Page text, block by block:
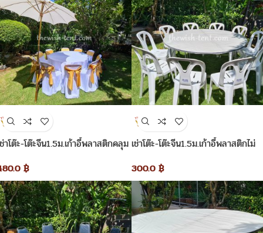
าโต๊ะ-โต๊ะจีน1.5ม.เก้าอี้พลาสติกคลุม
฿
เช่าโต๊ะ-โต๊ะจีน1.5ม.เก้าอี้พลาสติกไม่
300.0 ฿